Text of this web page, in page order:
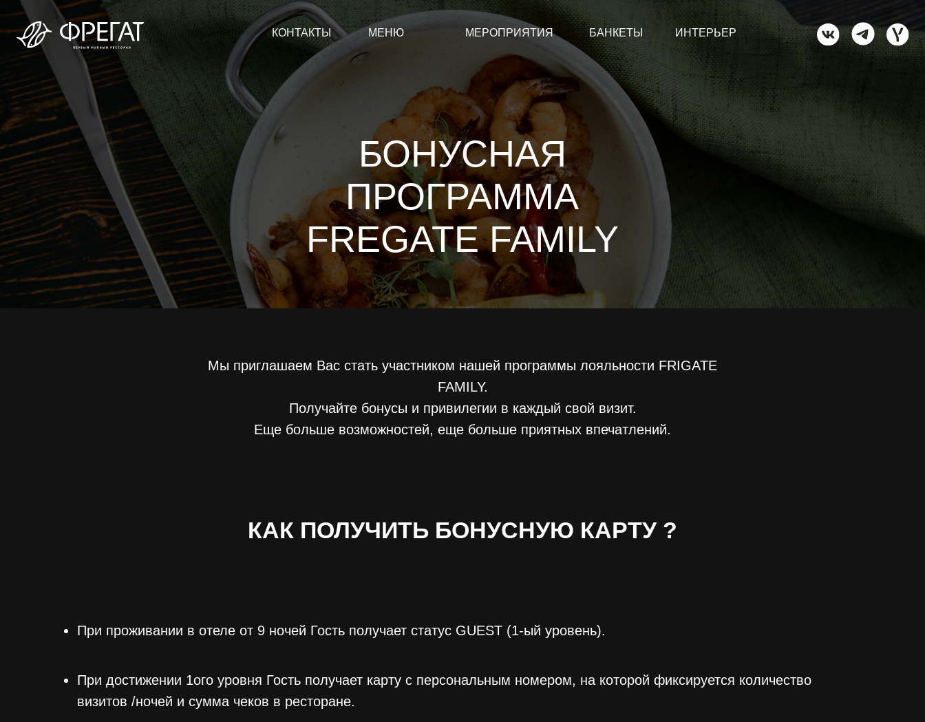
КОНТАКТЫ МЕНЮ МЕРОПРИЯТИЯ БАНКЕТЫ ИНТЕРЬЕР
БОНУСНАЯ
ПРОГРАММА
FREGATE FAMILY
Мы приглашаем Вас стать участником нашей программы лояльности FRIGATE
FAMILY.
Получайте бонусы и привилегии в каждый свой визит.
Еще больше возможностей, еще больше приятных впечатлений.
КАК ПОЛУЧИТЬ БОНУСНУЮ КАРТУ ?
При проживании в отеле от 9 ночей Гость получает статус GUEST (1-ый уровень).
При достижении 1ого уровня Гость получает карту с персональным номером, на которой фиксируется количество
визитов /ночей и сумма чеков в ресторане.